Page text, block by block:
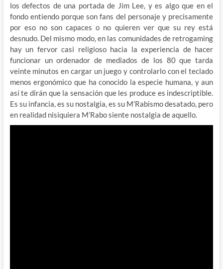
los defectos de una portada de Jim Lee, y es algo que en el
fondo entiendo porque son fans del personaje y precisamente
por eso no son capaces o no quieren ver que su rey está
desnudo. Del mismo modo, en las comunidades de retrogaming
hay un fervor casi religioso hacia la experiencia de hacer
funcionar un ordenador de mediados de los 80 que tarda
veinte minutos en cargar un juego y controlarlo con el teclado
menos ergonómico que ha conocido la especie humana, y aun
así te dirán que la sensación que les produce es indescriptible.
Es su infancia, es su nostalgia, es su M’Rabismo desatado, pero
en realidad nisiquiera M’Rabo siente nostalgia de aquello.